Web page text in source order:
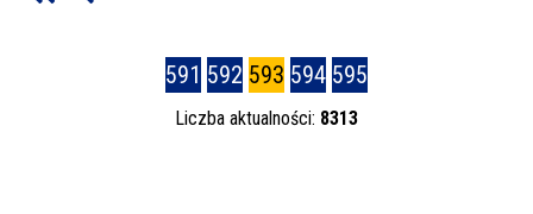
—
591 592 593 594 595
Liczba aktualności: 8313